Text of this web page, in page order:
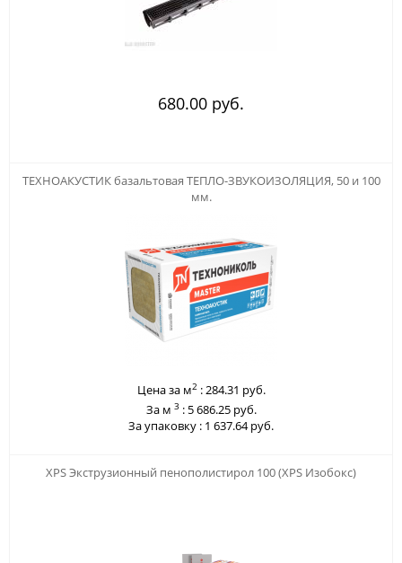
680.00 руб.
ТЕХНОАКУСТИК базальтовая ТЕПЛО-ЗВУКОИЗОЛЯЦИЯ, 50 и 100
мм.
Цена за м2:284.31 руб.
За м 3 : 5 686.25 руб.
За упаковку : 1 637.64 руб.
XPS Экструзионный пенополистирол 100 (XPS Изобокс)